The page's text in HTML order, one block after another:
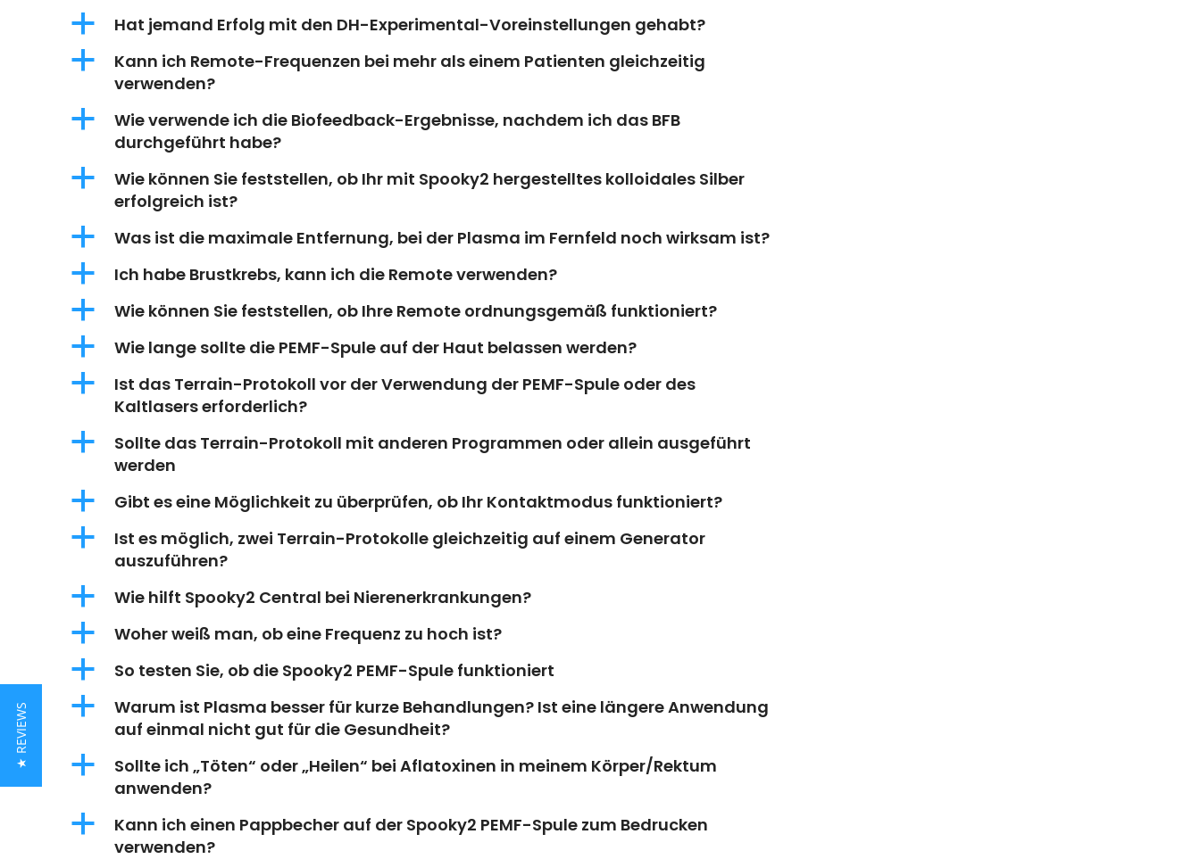
a Hat jemand Erfolg mit den DH-Experimental-Voreinstellungen gehabt?
a
Kann ich Remote-Frequenzen bei mehr als einem Patienten gleichzeitig
verwenden?
a
Wie verwende ich die Biofeedback-Ergebnisse, nachdem ich das BFB
durchgeführt habe?
a
Wie können Sie feststellen, ob Ihr mit Spooky2 hergestelltes kolloidales Silber
erfolgreich ist?
a Was ist die maximale Entfernung, bei der Plasma im Fernfeld noch wirksam ist?
a Ich habe Brustkrebs, kann ich die Remote verwenden?
a Wie können Sie feststellen, ob Ihre Remote ordnungsgemäß funktioniert?
a Wie lange sollte die PEMF-Spule auf der Haut belassen werden?
a
Ist das Terrain-Protokoll vor der Verwendung der PEMF-Spule oder des
Kaltlasers erforderlich?
a
Sollte das Terrain-Protokoll mit anderen Programmen oder allein ausgeführt
werden
a Gibt es eine Möglichkeit zu überprüfen, ob Ihr Kontaktmodus funktioniert?
a
Ist es möglich, zwei Terrain-Protokolle gleichzeitig auf einem Generator
auszuführen?
a Wie hilft Spooky2 Central bei Nierenerkrankungen?
a Woher weiß man, ob eine Frequenz zu hoch ist?
a So testen Sie, ob die Spooky2 PEMF-Spule funktioniert
a
Warum ist Plasma besser für kurze Behandlungen? Ist eine längere Anwendung
auf einmal nicht gut für die Gesundheit?
a
Sollte ich „Töten“ oder „Heilen“ bei Aflatoxinen in meinem Körper/Rektum
anwenden?
a
Kann ich einen Pappbecher auf der Spooky2 PEMF-Spule zum Bedrucken
verwenden?
★ REVIEWS